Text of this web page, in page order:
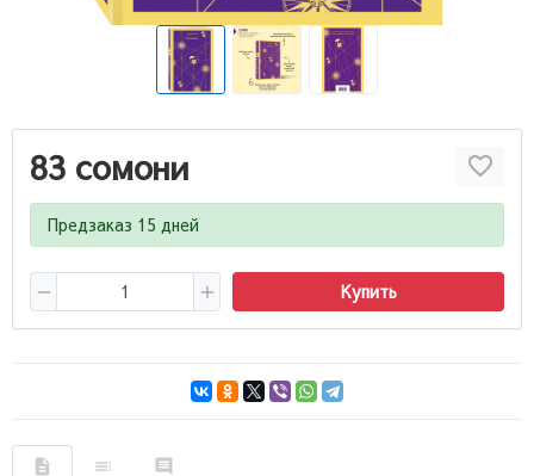
83 сомони
Предзаказ 15 дней
Купить